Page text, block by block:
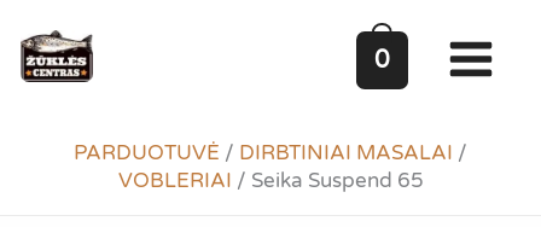
prie
turinio
0
PARDUOTUVĖ / DIRBTINIAI MASALAI /
VOBLERIAI / Seika Suspend 65